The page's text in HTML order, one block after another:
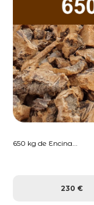
650 kg de Encina...
230 €